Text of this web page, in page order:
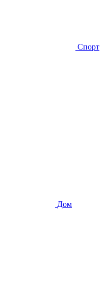
Спорт
Дом